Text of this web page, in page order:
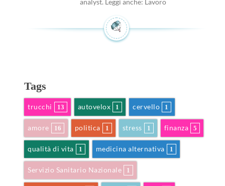
analyst. Leggi anche: Lavoro
Tags
trucchi 13 autovelox 1 cervello 1
amore 16 politica 1 stress 1 finanza 5
qualità di vita 1 medicina alternativa 1
Servizio Sanitario Nazionale 1